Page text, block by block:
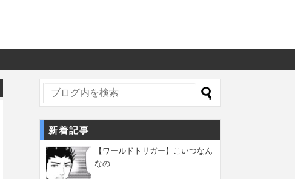
新着記事
【ワールドトリガー】こいつなん
なの